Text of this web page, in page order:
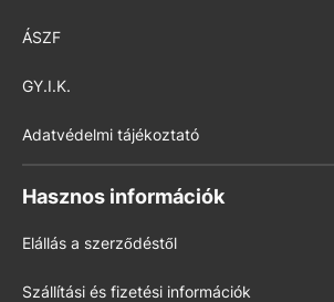
ÁSZF
GY.I.K.
Adatvédelmi tájékoztató
Hasznos információk
Elállás a szerződéstől
Szállítási és fizetési információk